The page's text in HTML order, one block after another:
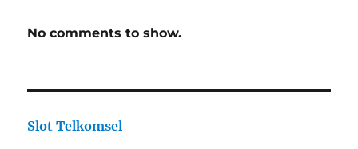
No comments to show.
Slot Telkomsel